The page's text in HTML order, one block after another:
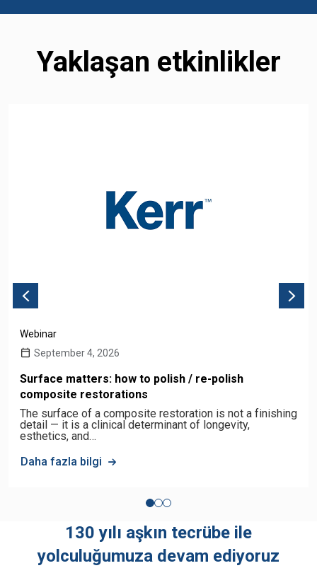
Yaklaşan etkinlikler
Webinar
September 4, 2026
Surface matters: how to polish / re-polish
composite restorations
The surface of a composite restoration is not a finishing
detail — it is a clinical determinant of longevity,
esthetics, and…
Daha fazla bilgi
130 yılı aşkın tecrübe ile
yolculuğumuza devam ediyoruz